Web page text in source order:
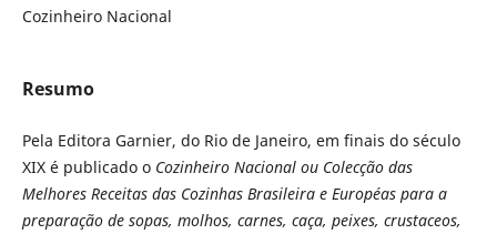
Cozinheiro Nacional
Resumo
Pela Editora Garnier, do Rio de Janeiro, em finais do século
XIX é publicado oCozinheiro Nacional ou Colecção das
Melhores Receitas das Cozinhas Brasileira e Européas para a
preparação de sopas, molhos, carnes, caça, peixes, crustaceos,